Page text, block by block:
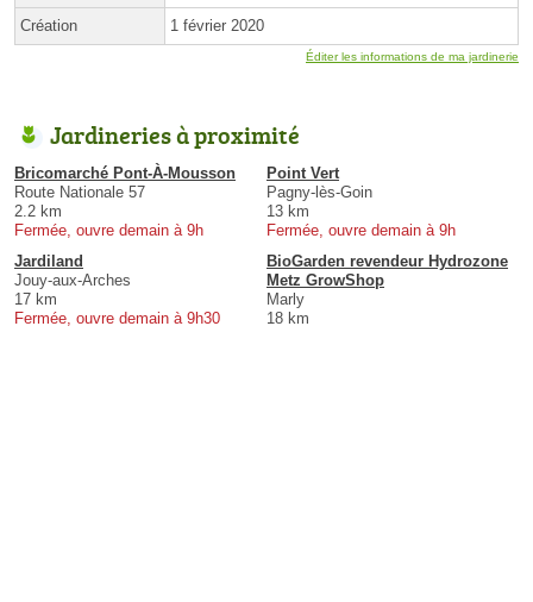
Création 1 février 2020
Éditer les informations de ma jardinerie
Jardineries à proximité
Bricomarché Pont-À-Mousson
Route Nationale 57
2.2 km
Fermée, ouvre demain à 9h
Point Vert
Pagny-lès-Goin
13 km
Fermée, ouvre demain à 9h
Jardiland
Jouy-aux-Arches
17 km
Fermée, ouvre demain à 9h30
BioGarden revendeur Hydrozone
Metz GrowShop
Marly
18 km